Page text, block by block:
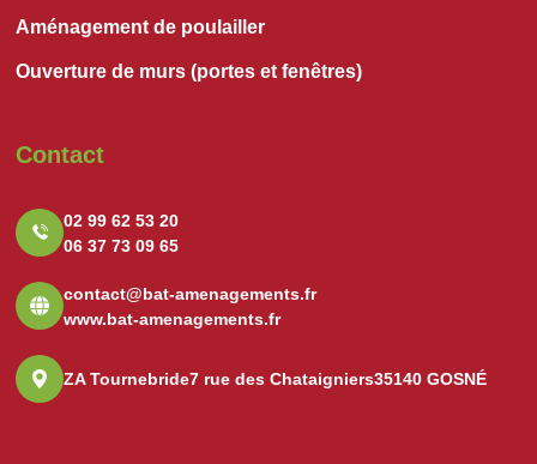
Aménagement de poulailler
Ouverture de murs (portes et fenêtres)
Contact
02 99 62 53 20
06 37 73 09 65
contact@bat-amenagements.fr
www.bat-amenagements.fr
ZA Tournebride7 rue des Chataigniers35140 GOSNÉ